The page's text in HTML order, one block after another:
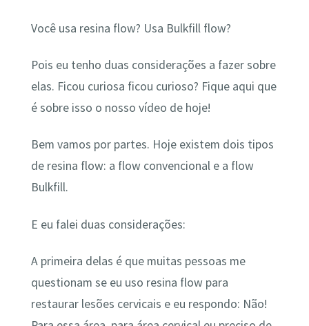
Você usa resina flow? Usa Bulkfill flow?
Pois eu tenho duas considerações a fazer sobre
elas. Ficou curiosa ficou curioso? Fique aqui que
é sobre isso o nosso vídeo de hoje!
Bem vamos por partes. Hoje existem dois tipos
de resina flow: a flow convencional e a flow
Bulkfill.
E eu falei duas considerações:
A primeira delas é que muitas pessoas me
questionam se eu uso resina flow para
restaurar lesões cervicais e eu respondo: Não!